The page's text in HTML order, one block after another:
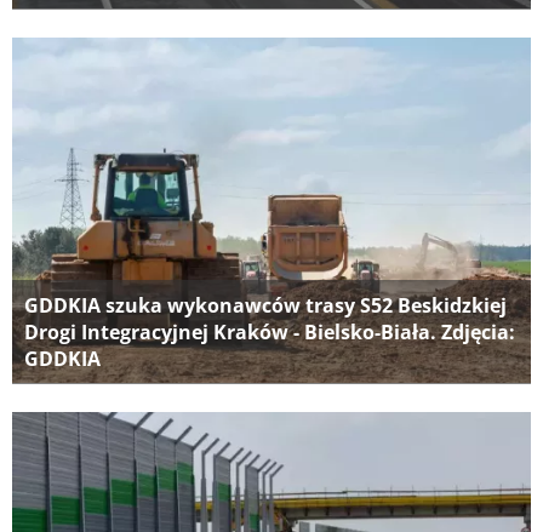
GDDKIA szuka wykonawców trasy S52 Beskidzkiej
Drogi Integracyjnej Kraków - Bielsko-Biała. Zdjęcia:
GDDKIA